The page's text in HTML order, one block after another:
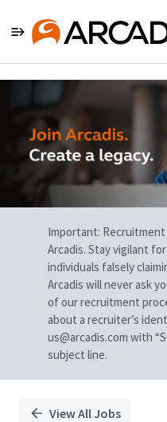
Single
Position
Important:
Arcadis. Stay vigilant
individuals falsely
Arcadis will never ask
of our recruitment
about a recruiter’s
us@arcadis.com with
subject line.
View All Jobs